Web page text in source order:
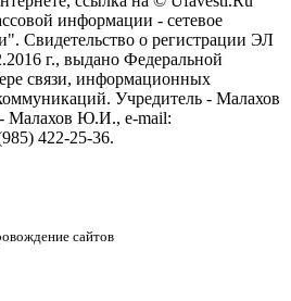
информации - сетевое
Свидетельство о регистрации ЭЛ
г., выдано Федеральной
связи, информационных
Учредитель - Малахов
Малахов Ю.И., e-mail:
422-25-36.
сайтов